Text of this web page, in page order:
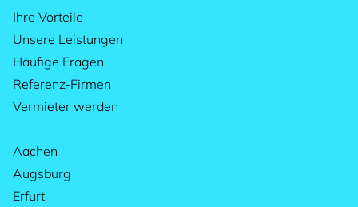
Ihre Vorteile
Unsere Leistungen
Häufige Fragen
Referenz-Firmen
Vermieter werden
Aachen
Augsburg
Erfurt